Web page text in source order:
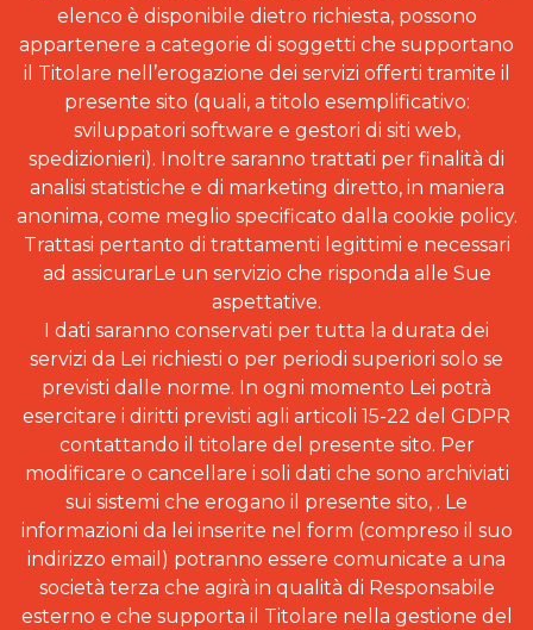
elenco è disponibile dietro richiesta, possono
appartenere a categorie di soggetti che supportano
il Titolare nell’erogazione dei servizi offerti tramite il
presente sito (quali, a titolo esemplificativo:
sviluppatori software e gestori di siti web,
spedizionieri). Inoltre saranno trattati per finalità di
analisi statistiche e di marketing diretto, in maniera
anonima, come meglio specificato dalla cookie policy.
Trattasi pertanto di trattamenti legittimi e necessari
ad assicurarLe un servizio che risponda alle Sue
aspettative.
I dati saranno conservati per tutta la durata dei
servizi da Lei richiesti o per periodi superiori solo se
previsti dalle norme. In ogni momento Lei potrà
esercitare i diritti previsti agli articoli 15-22 del GDPR
contattando il titolare del presente sito. Per
modificare o cancellare i soli dati che sono archiviati
sui sistemi che erogano il presente sito, . Le
informazioni da lei inserite nel form (compreso il suo
indirizzo email) potranno essere comunicate a una
società terza che agirà in qualità di Responsabile
esterno e che supporta il Titolare nella gestione del